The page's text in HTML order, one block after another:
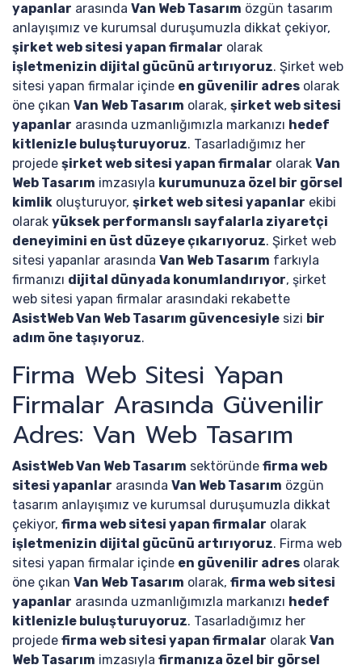
yapanlar arasında Van Web Tasarım özgün tasarım
anlayışımız ve kurumsal duruşumuzla dikkat çekiyor,
şirket web sitesi yapan firmalar olarak
işletmenizin dijital gücünü artırıyoruz. Şirket web
sitesi yapan firmalar içinde en güvenilir adres olarak
öne çıkan Van Web Tasarım olarak, şirket web sitesi
yapanlar arasında uzmanlığımızla markanızı hedef
kitlenizle buluşturuyoruz. Tasarladığımız her
projede şirket web sitesi yapan firmalar olarak Van
Web Tasarım imzasıyla kurumunuza özel bir görsel
kimlik oluşturuyor, şirket web sitesi yapanlar ekibi
olarak yüksek performanslı sayfalarla ziyaretçi
deneyimini en üst düzeye çıkarıyoruz. Şirket web
sitesi yapanlar arasında Van Web Tasarım farkıyla
firmanızı dijital dünyada konumlandırıyor, şirket
web sitesi yapan firmalar arasındaki rekabette
AsistWeb Van Web Tasarım güvencesiyle sizi bir
adım öne taşıyoruz.
Firma Web Sitesi Yapan
Firmalar Arasında Güvenilir
Adres: Van Web Tasarım
AsistWeb Van Web Tasarım sektöründe firma web
sitesi yapanlar arasında Van Web Tasarım özgün
tasarım anlayışımız ve kurumsal duruşumuzla dikkat
çekiyor, firma web sitesi yapan firmalar olarak
işletmenizin dijital gücünü artırıyoruz. Firma web
sitesi yapan firmalar içinde en güvenilir adres olarak
öne çıkan Van Web Tasarım olarak, firma web sitesi
yapanlar arasında uzmanlığımızla markanızı hedef
kitlenizle buluşturuyoruz. Tasarladığımız her
projede firma web sitesi yapan firmalar olarak Van
Web Tasarım imzasıyla firmanıza özel bir görsel